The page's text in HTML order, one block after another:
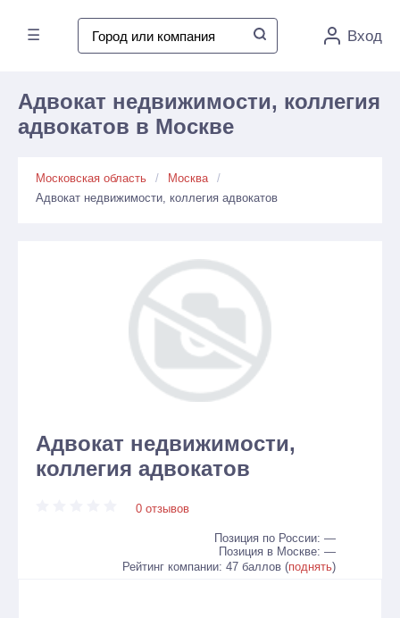
☰ Вход
Адвокат недвижимости, коллегия
адвокатов в Москве
Московская область
Москва
Адвокат недвижимости, коллегия адвокатов
Адвокат недвижимости,
коллегия адвокатов
0 отзывов
Позиция по России: —
Позиция в Москве: —
Рейтинг компании: 47 баллов (поднять)